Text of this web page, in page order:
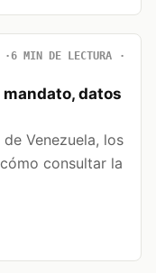
6 MIN DE LECTURA
datos
Venezuela, los
consultar la